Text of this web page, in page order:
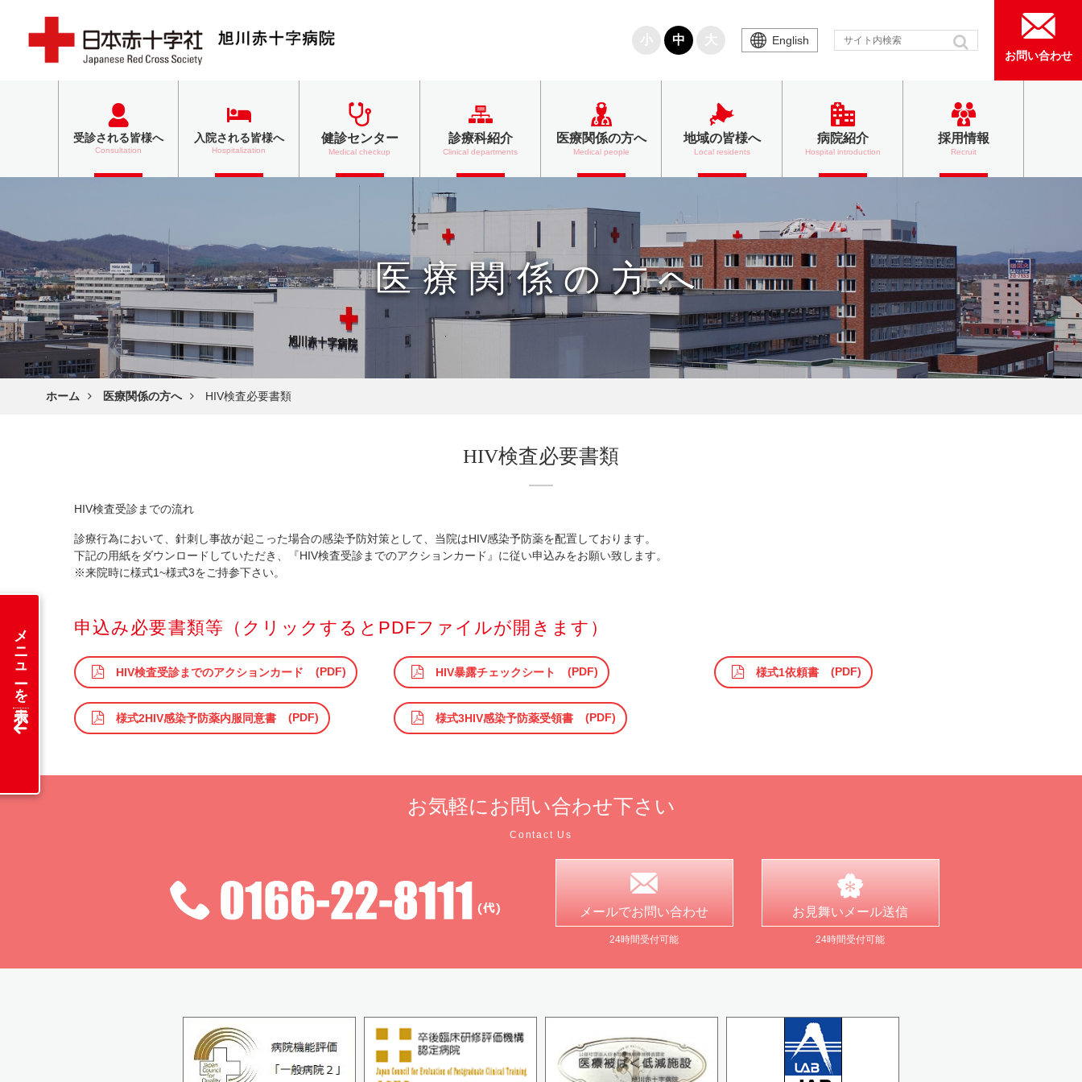
中
English
お問い合わせ
受診される皆様へ
Consultation
入院される皆様へ
Hospitalization
健診センター
Medical checkup
診療科紹介
Clinical departments
医療関係の方へ
Medical people
地域の皆様へ
Local residents
病院紹介
Hospital introduction
採用情報
Recruit
医療関係の方へ
メニューを表示
ホーム 医療関係の方へ HIV検査必要書類
HIV検査必要書類
HIV検査受診までの流れ
診療行為において、針刺し事故が起こった場合の感染予防対策として、当院はHIV感染予防薬を配置しております。
下記の用紙をダウンロードしていただき、『HIV検査受診までのアクションカード』に従い申込みをお願い致します。
※来院時に様式1~様式3をご持参下さい。
申込み必要書類等（クリックするとPDFファイルが開きます）
HIV検査受診までのアクションカード
様式2HIV感染予防薬内服同意書
HIV暴露チェックシート
様式3HIV感染予防薬受領書
様式1依頼書
お気軽に お問い合わせ下さい
Contact Us
メールでお問い合わせ
24時間受付可能
お見舞い メール送信
24時間受付可能